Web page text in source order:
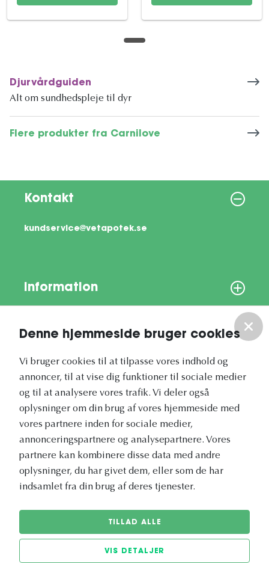
Denne hjemmeside bruger cookies
Vi bruger cookies til at tilpasse vores indhold og
annoncer, til at vise dig funktioner til sociale medier
og til at analysere vores trafik. Vi deler også
oplysninger om din brug af vores hjemmeside med
vores partnere inden for sociale medier,
annonceringspartnere og analysepartnere. Vores
partnere kan kombinere disse data med andre
oplysninger, du har givet dem, eller som de har
indsamlet fra din brug af deres tjenester.
TILLAD ALLE
VIS DETALJER
Djurvårdguiden
Alt om sundhedspleje til dyr
Flere produkter fra Carnilove
Kontakt
kundservice@vetapotek.se
Information
Vores nyhedsbrev
Vetapotek.dk er en del af
Evidensia
Dyresundhedspleje